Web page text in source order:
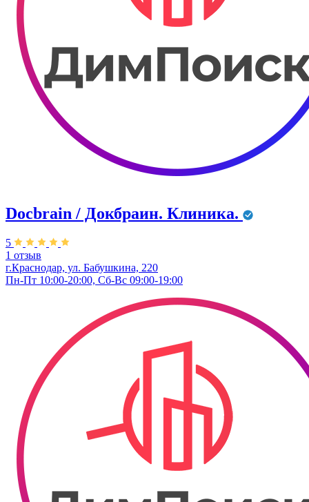
Docbrain / Докбраин. Клиника.
5
1 отзыв
г.Краснодар, ул. Бабушкина, 220
Пн-Пт 10:00-20:00, Сб-Вс 09:00-19:00